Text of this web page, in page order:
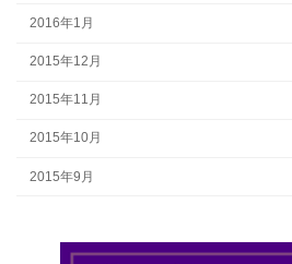
2016年1月
2015年12月
2015年11月
2015年10月
2015年9月